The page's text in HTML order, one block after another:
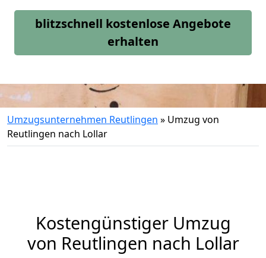
blitzschnell kostenlose Angebote
erhalten
Umzugsunternehmen Reutlingen » Umzug von
Reutlingen nach Lollar
Kostengünstiger Umzug
von Reutlingen nach Lollar